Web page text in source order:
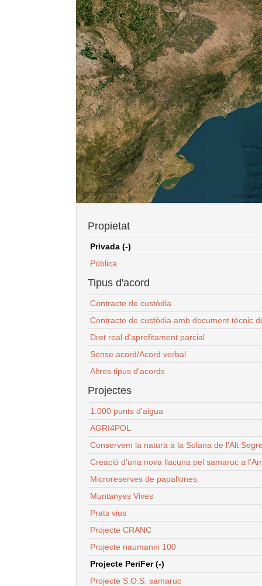
Propietat
Privada (-)
Pública
Tipus d'acord
Contracte de custòdia
Contracte de custòdia amb document tècnic
Dret real d'aprofitament parcial
Sense acord/Acord verbal
Altres tipus d'acords
Projectes
1.000 punts d'aigua
AGRI4POL
Conservem la natura a la Solana de l'Alt
Creació d'una nova llacuna pel samaruc a
Microreserves de papallones
Muntanyes Vives
Prats vius
Projecte CRANC
Projecte naumanni 100
Projecte PeriFer (-)
Projecte S.O.S. samaruc